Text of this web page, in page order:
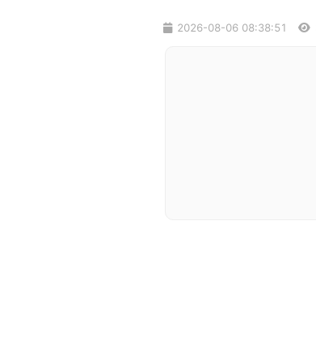
2026-08-06 08:38:51